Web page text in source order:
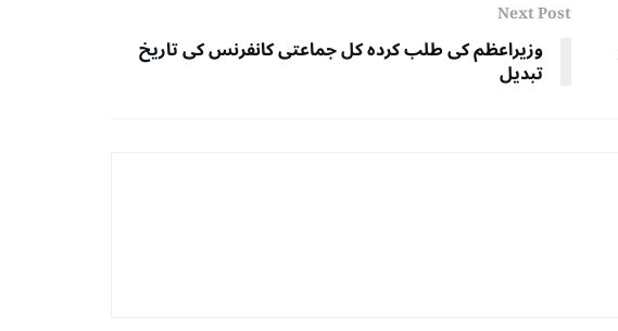
Next Post
وزیراعظم کی طلب کردہ کل جماعتی کانفرنس کی تاریخ
تبدیل